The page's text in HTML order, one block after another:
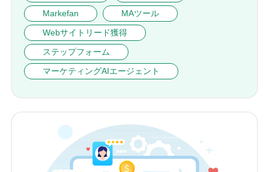
Markefan
MAツール
Webサイトリード獲得
ステップフォーム
マーケティングAIエージェント